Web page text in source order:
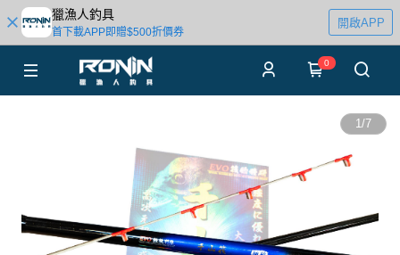
獵漁人釣具
首下載APP即贈$500折價券
開啟APP
0
1/7